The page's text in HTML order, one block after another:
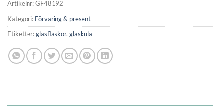
Artikelnr:GF48192
Kategori: Förvaring & present
Etiketter:glasflaskor, glaskula